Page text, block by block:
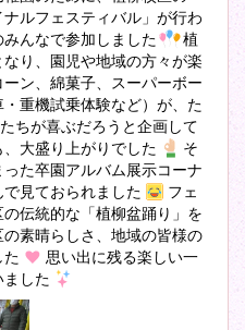
ルフェスティバル」が行わ
んなで参加しました
植
り、園児や地域の方々が楽
ン、綿菓子、スーパーボー
重機試乗体験など）が、た
ちが喜ぶだろうと企画して
大盛り上がりでした
そ
た卒園アルバム展示コーナ
見ておられました
フェ
伝統的な「植柳盆踊り」を
素晴らしさ、地域の皆様の
思い出に残る楽しい一
した